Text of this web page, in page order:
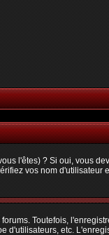
l'êtes) ? Si oui, vous
vos nom d'utilisateur
Toutefois,
etc.